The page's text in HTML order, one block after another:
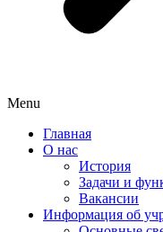
Menu
Главная
О нас
История
Задачи и
Вакансии
Информация об